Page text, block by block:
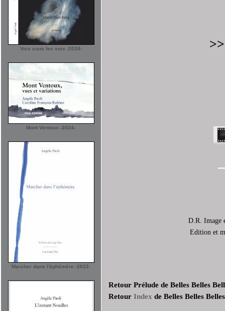
Voix sous les voix -2024-
Mont Ventoux -2024-
Marcher dans l'éphémère -2022-
D.R. Image
Edition et
Retour Prélude de Belles Belles
Retour Index de Belles Belles Belles